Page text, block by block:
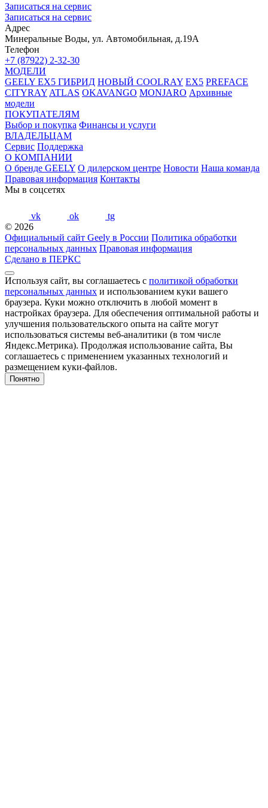
Записаться на сервис
Записаться на сервис
Адрес
Минеральные Воды, ул. Автомобильная, д.19А
Телефон
+7 (87922) 2-32-30
МОДЕЛИ
GEELY EX5 ГИБРИД НОВЫЙ COOLRAY EX5 PREFACE
CITYRAY ATLAS OKAVANGO MONJARO Архивные
модели
ПОКУПАТЕЛЯМ
Выбор и покупка Финансы и услуги
ВЛАДЕЛЬЦАМ
Сервис Поддержка
О КОМПАНИИ
О бренде GEELY О дилерском центре Новости Наша команда
Правовая информация Контакты
Мы в соцсетях
vk ok
tg
© 2026
Официальный сайт Geely в России Политика обработки
персональных данных Правовая информация
Сделано в ПЕРКС
Используя сайт, вы соглашаетесь с политикой обработки
персональных данных и использованием куки вашего
браузера. Куки можно отключить в любой момент в
настройках браузера. Для обеспечения оптимальной работы и
улучшения пользовательского опыта на сайте могут
использоваться системы веб-аналитики (в том числе
Яндекс.Метрика). Продолжая использование сайта, Вы
соглашаетесь с применением указанных технологий и
размещением куки-файлов.
Понятно